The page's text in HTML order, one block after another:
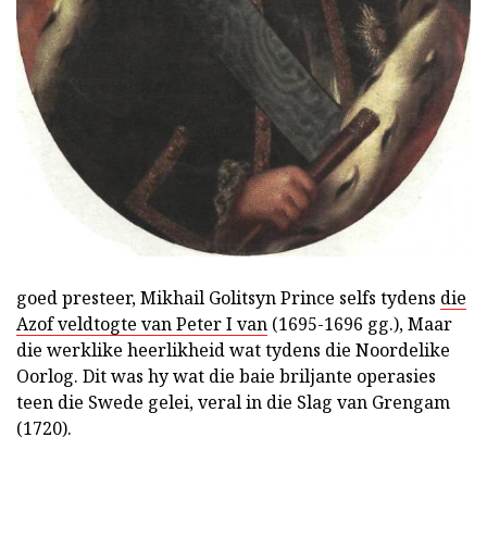
goed presteer, Mikhail Golitsyn Prince selfs tydens die
Azof veldtogte van Peter I van (1695-1696 gg.), Maar
die werklike heerlikheid wat tydens die Noordelike
Oorlog. Dit was hy wat die baie briljante operasies
teen die Swede gelei, veral in die Slag van Grengam
(1720).